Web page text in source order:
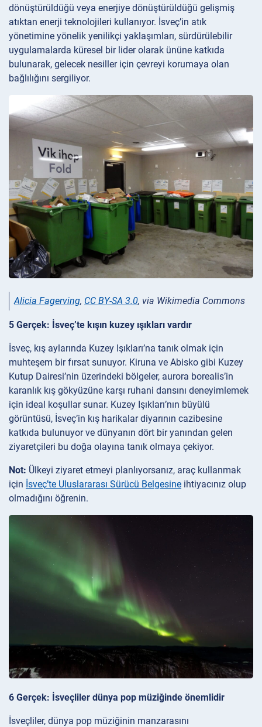
dönüştürüldüğü veya enerjiye dönüştürüldüğü gelişmiş
atıktan enerji teknolojileri kullanıyor. İsveç’in atık
yönetimine yönelik yenilikçi yaklaşımları, sürdürülebilir
uygulamalarda küresel bir lider olarak ününe katkıda
bulunarak, gelecek nesiller için çevreyi korumaya olan
bağlılığını sergiliyor.
Alicia Fagerving, CC BY-SA 3.0, via Wikimedia Commons
5 Gerçek: İsveç’te kışın kuzey ışıkları vardır
İsveç, kış aylarında Kuzey Işıkları’na tanık olmak için
muhteşem bir fırsat sunuyor. Kiruna ve Abisko gibi Kuzey
Kutup Dairesi’nin üzerindeki bölgeler, aurora borealis’in
karanlık kış gökyüzüne karşı ruhani dansını deneyimlemek
için ideal koşullar sunar. Kuzey Işıkları’nın büyülü
görüntüsü, İsveç’in kış harikalar diyarının cazibesine
katkıda bulunuyor ve dünyanın dört bir yanından gelen
ziyaretçileri bu doğa olayına tanık olmaya çekiyor.
Not: Ülkeyi ziyaret etmeyi planlıyorsanız, araç kullanmak
için İsveç’te Uluslararası Sürücü Belgesine ihtiyacınız olup
olmadığını öğrenin.
6 Gerçek: İsveçliler dünya pop müziğinde önemlidir
İsveçliler, dünya pop müziğinin manzarasını